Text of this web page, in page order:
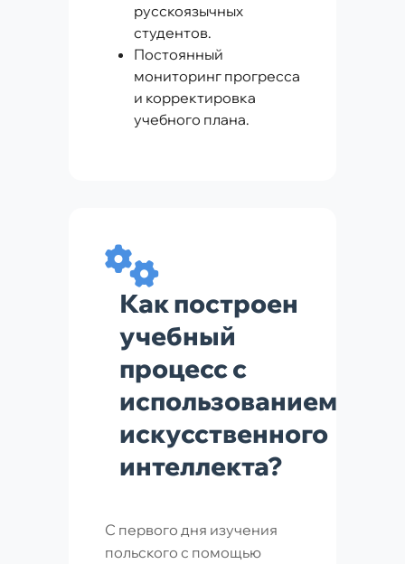
русскоязычных
студентов.
Постоянный
мониторинг прогресса
и корректировка
учебного плана.
Как построен
учебный
процесс с
использованием
искусственного
интеллекта?
С первого дня изучения
польского с помощью